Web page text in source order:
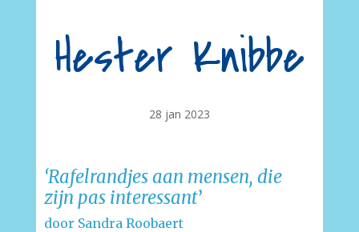
Hester Knibbe
28 jan 2023
‘Rafelrandjesaan mensen, die
zijn pas interessant’
door Sandra Roobaert